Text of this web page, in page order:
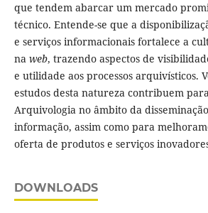
que tendem abarcar um mercado
técnico. Entende-se que a
e serviços informacionais fortalece a
na web, trazendo aspectos de
e utilidade aos processos arquivísticos.
estudos desta natureza contribuem
Arquivologia no âmbito da
informação, assim como para
oferta de produtos e serviços
DOWNLOADS